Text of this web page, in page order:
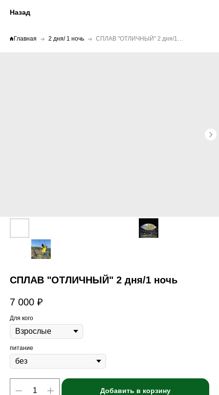
Назад
Главная 2 дня/ 1 ночь
СПЛАВ "ОТЛИЧНЫЙ" 2 дня/1 ночь
7 000 ₽
Для кого
питание
Добавить в корзину